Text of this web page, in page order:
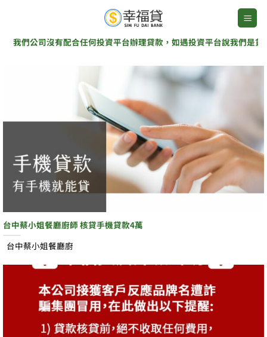
content
公司沒有配合任何投資平台辦理貸款，如遇投資平台說我們是貸款協
台中蔡小姐餐廳廚師 核貸手機貸款4萬
台中蔡小姐餐廳廚